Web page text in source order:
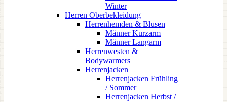
Winter
Herren Oberbekleidung
Herrenhemden & Blusen
Männer Kurzarm
Männer Langarm
Herrenwesten &
Bodywarmers
Herrenjacken
Herrenjacken Frühling
/ Sommer
Herrenjacken Herbst /